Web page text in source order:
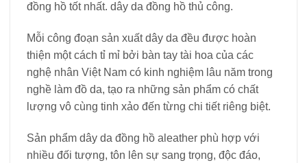
đồng hồ tốt nhất. dây da đồng hồ thủ công.
Mỗi công đoạn sản xuất dây da đều được hoàn
thiện một cách tỉ mỉ bởi bàn tay tài hoa của các
nghệ nhân Việt Nam có kinh nghiệm lâu năm trong
nghề làm đồ da, tạo ra những sản phẩm có chất
lượng vô cùng tinh xảo đến từng chi tiết riêng biệt.
Sản phẩm dây da đồng hồ aleather phù hợp với
nhiều đối tượng, tôn lên sự sang trọng, độc đáo,